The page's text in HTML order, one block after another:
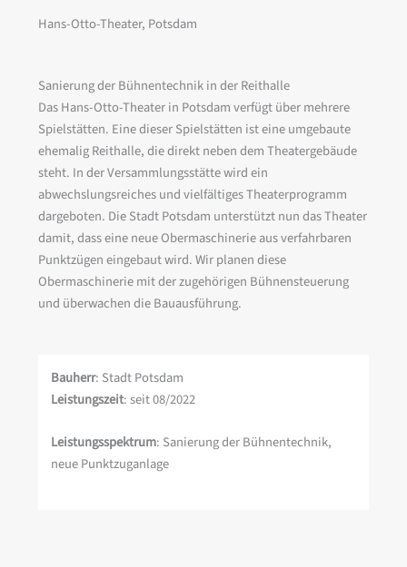
Hans-Otto-Theater, Potsdam
Sanierung der Bühnentechnik in der Reithalle
Das Hans-Otto-Theater in Potsdam verfügt über mehrere
Spielstätten. Eine dieser Spielstätten ist eine umgebaute
ehemalig Reithalle, die direkt neben dem Theatergebäude
steht. In der Versammlungsstätte wird ein
abwechslungsreiches und vielfältiges Theaterprogramm
dargeboten. Die Stadt Potsdam unterstützt nun das Theater
damit, dass eine neue Obermaschinerie aus verfahrbaren
Punktzügen eingebaut wird. Wir planen diese
Obermaschinerie mit der zugehörigen Bühnensteuerung
und überwachen die Bauausführung.
Bauherr: Stadt Potsdam
Leistungszeit: seit 08/2022
Leistungsspektrum: Sanierung der Bühnentechnik,
neue Punktzuganlage